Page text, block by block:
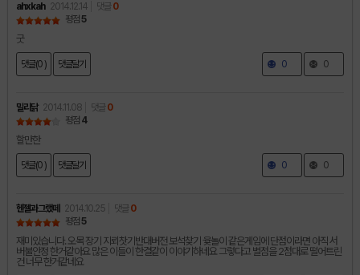
ahxkah 2014.12.14 댓글 0
평점 5
굿
댓글(0 ) 댓글달기 0 0
밀리닭 2014.11.08 댓글 0
평점 4
할만한
댓글(0 ) 댓글달기 0 0
헨젤과그랬떼 2014.10.25 댓글 0
평점 5
재미있습니다. 오목 장기 지뢰찻기반대버전 보석찾기 윷놀이 같은게임에 단점이라면 아직 서
버불안정 한거같아요 많은 이들이 한결같이 이야기하네요 그렇다고 별점을 2점대로 떨어트린
건 너무 한거같네요